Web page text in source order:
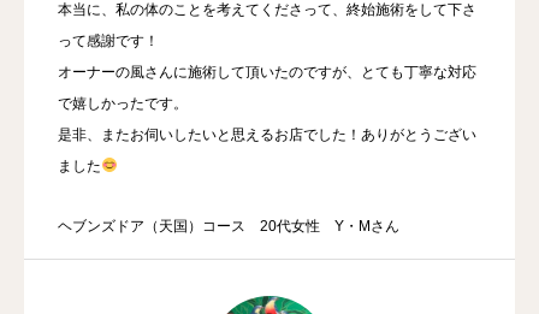
本当に、私の体のことを考えてくださって、終始施術をして下さ
って感謝です！
オーナーの風さんに施術して頂いたのですが、とても丁寧な対応
で嬉しかったです。
是非、またお伺いしたいと思えるお店でした！ありがとうござい
ました
ヘブンズドア（天国）コース 20代女性 Y・Mさん